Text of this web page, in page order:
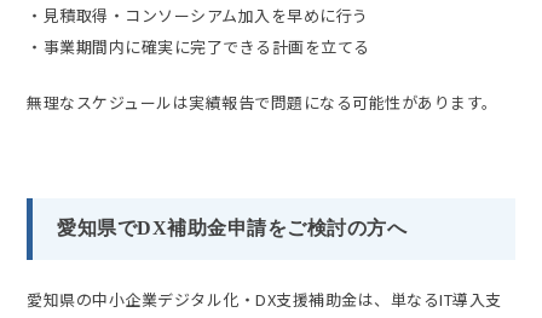
・見積取得・コンソーシアム加入を早めに行う
・事業期間内に確実に完了できる計画を立てる
無理なスケジュールは実績報告で問題になる可能性があります。
愛知県でDX補助金申請をご検討の方へ
愛知県の中小企業デジタル化・DX支援補助金は、単なるIT導入支